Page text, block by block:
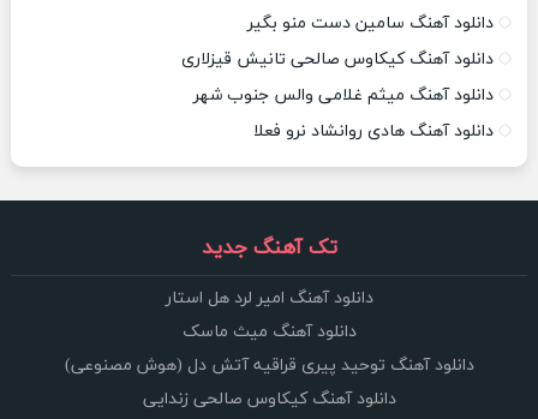
دانلود آهنگ سامین دست منو بگیر
دانلود آهنگ کیکاوس صالحی تانیش قیزلاری
دانلود آهنگ میثم غلامی والس جنوب شهر
دانلود آهنگ هادی روانشاد نرو فعلا
تک آهنگ جدید
دانلود آهنگ امیر لرد هل استار
دانلود آهنگ میث ماسک
دانلود آهنگ توحید پیری قراقیه آتش دل (هوش مصنوعی)
دانلود آهنگ کیکاوس صالحی زندایی